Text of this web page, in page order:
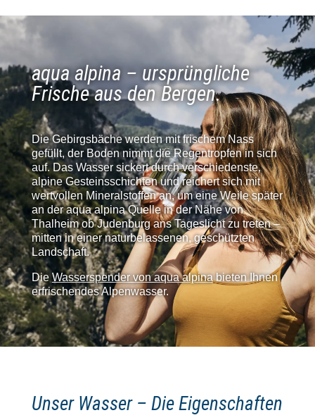
aqua alpina – ursprüngliche
Frische aus den Bergen.
Die Gebirgsbäche werden mit frischem Nass
gefüllt, der Boden nimmt die Regentropfen in sich
auf. Das Wasser sickert durch verschiedenste,
alpine Gesteinsschichten und reichert sich mit
wertvollen Mineralstoffen an, um eine Weile später
an der aqua alpina Quelle in der Nähe von
Thalheim ob Judenburg ans Tageslicht zu treten –
mitten in einer naturbelassenen, geschützten
Landschaft.
Die Wasserspender von aqua alpinabieten Ihnen
erfrischendes Alpenwasser.
Unser Wasser – Die Eigenschaften